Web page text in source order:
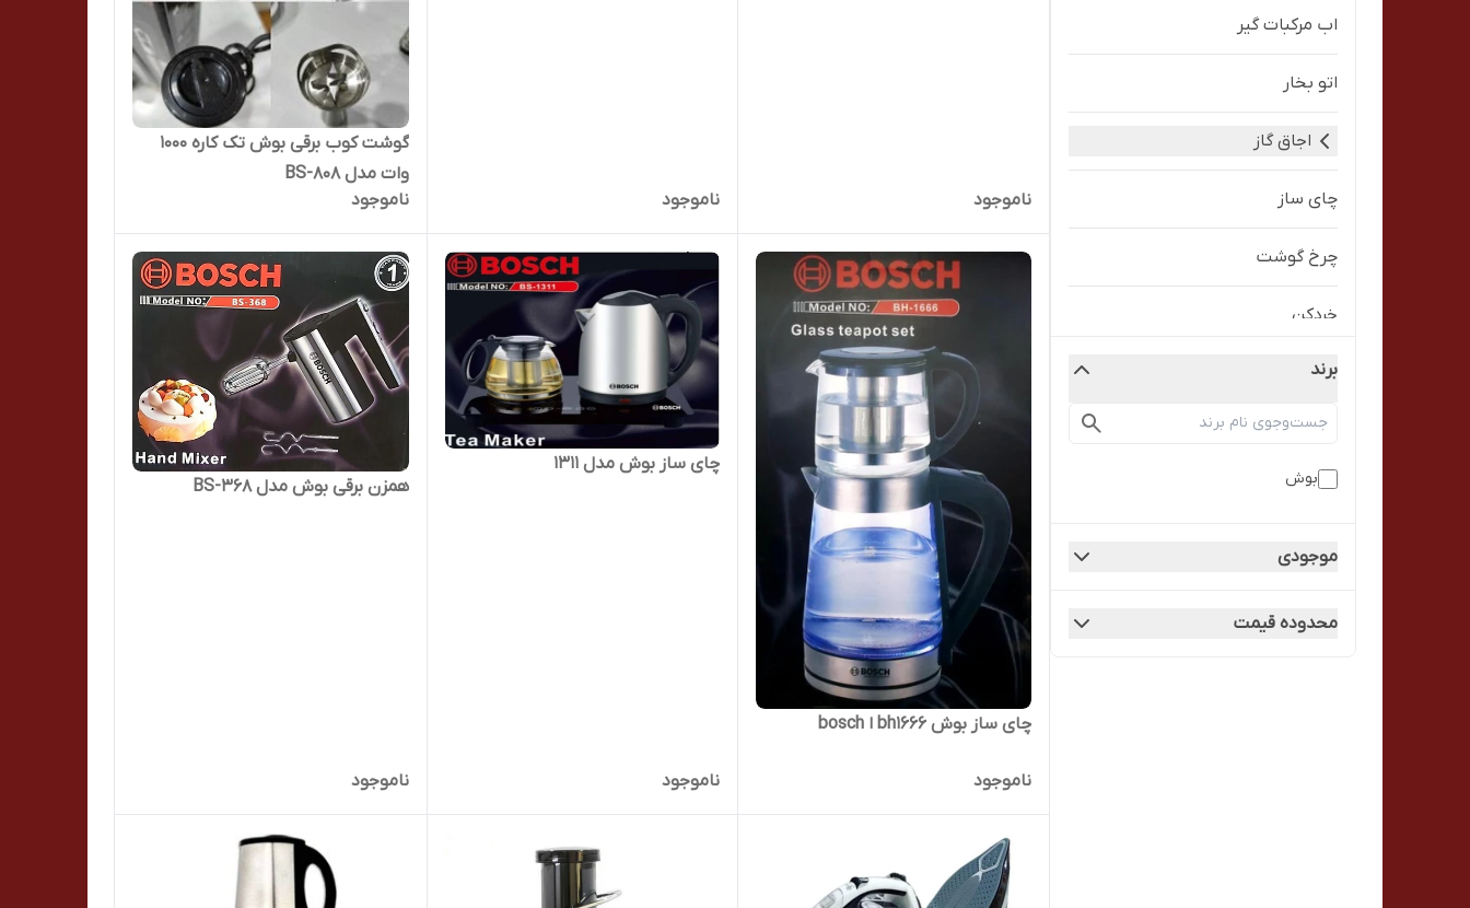
اب مرکبات گیر
اتو بخار
اجاق گاز
چای ساز
چرخ گوشت
خردکن
سشوار
گوشت کوب
مخلوط کن و اسیاب
همزن
برند
بوش
موجودی
محدوده قیمت
ناموجود ناموجود
گوشت کوب برقی بوش تک کاره 1000
وات مدل BS-808
ناموجود
چای ساز بوش bh1666 ا bosch
ناموجود
چای ساز بوش مدل 1311
ناموجود
همزن برقی بوش مدل BS-368
ناموجود